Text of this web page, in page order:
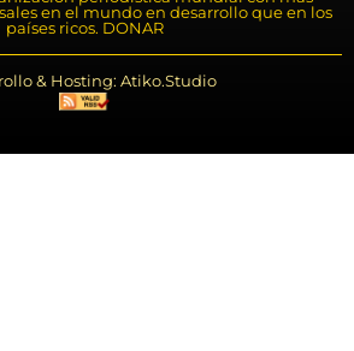
en el mundo en desarrollo que en los
países ricos. DONAR
& Hosting: Atiko.Studio